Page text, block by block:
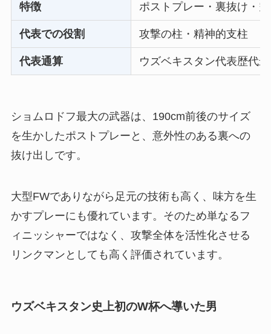
特徴 ポストプレー・裏抜け・
代表での役割 攻撃の柱・精神的支柱
代表通算 ウズベキスタン代表歴代
ショムロドフ最大の武器は、190cm前後のサイズ
を生かしたポストプレーと、意外性のある裏への
抜け出しです。
大型FWでありながら足元の技術も高く、味方を生
かすプレーにも優れています。そのため単なるフ
ィニッシャーではなく、攻撃全体を活性化させる
リンクマンとしても高く評価されています。
ウズベキスタン史上初のW杯へ導いた男